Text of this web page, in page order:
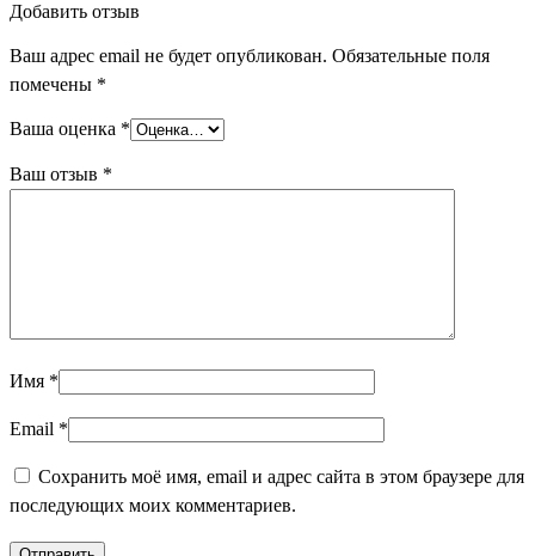
Добавить отзыв
Ваш адрес email не будет опубликован. Обязательные поля
помечены *
Ваша оценка *
Ваш отзыв *
Имя *
Email *
Сохранить моё имя, email и адрес сайта в этом браузере для
последующих моих комментариев.